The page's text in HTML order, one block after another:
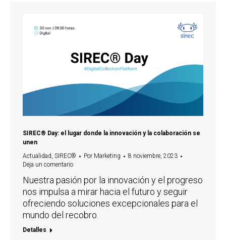
SIREC® Day: el lugar donde la innovación y la colaboración se
unen
Actualidad, SIREC® Por Marketing
8 noviembre, 2023
Deja un comentario
Nuestra pasión por la innovación y el progreso
nos impulsa a mirar hacia el futuro y seguir
ofreciendo soluciones excepcionales para el
mundo del recobro.
Detalles